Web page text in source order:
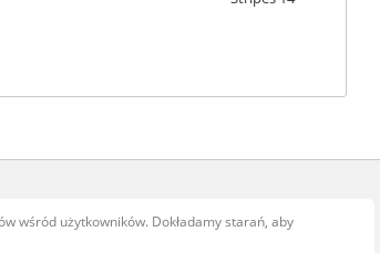
wśród użytkowników. Dokładamy starań, aby